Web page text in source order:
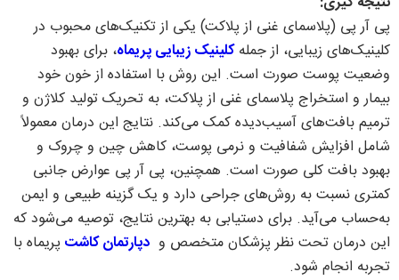
پی آر پی (پلاسمای غنی از پلاکت) یکی از تکنیک‌های محبوب در
کلینیک‌های زیبایی، از جملهکلینیک زیبایی پریماه، برای بهبود
وضعیت پوست صورت است. این روش با استفاده از خون خود
بیمار و استخراج پلاسمای غنی از پلاکت، به تحریک تولید کلاژن و
ترمیم بافت‌های آسیب‌دیده کمک می‌کند. نتایج این درمان معمولاً
شامل افزایش شفافیت و نرمی پوست، کاهش چین و چروک و
بهبود بافت کلی صورت است. همچنین، پی آر پی عوارض جانبی
کمتری نسبت به روش‌های جراحی دارد و یک گزینه طبیعی و ایمن
به‌حساب می‌آید. برای دستیابی به بهترین نتایج، توصیه می‌شود که
این درمان تحت نظر پزشکان متخصص و دپارتمان کاشت پریماه با
تجربه انجام شود.